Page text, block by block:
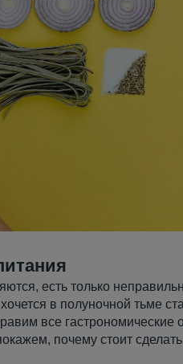
есть только
в полуночной тьме
все гастрономические
почему стоит